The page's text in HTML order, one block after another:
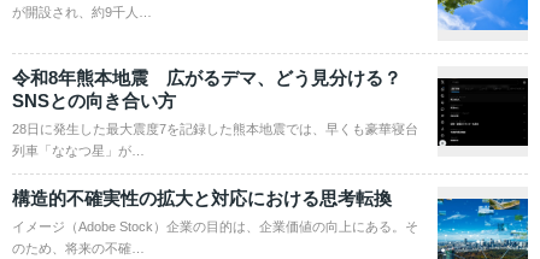
が開設され、約9千人…
令和8年熊本地震 広がるデマ、どう見分ける？
SNSとの向き合い方
28日に発生した最大震度7を記録した熊本地震では、早くも豪華寝台
列車「ななつ星」が…
構造的不確実性の拡大と対応における思考転換
イメージ（Adobe Stock）企業の目的は、企業価値の向上にある。そ
のため、将来の不確…